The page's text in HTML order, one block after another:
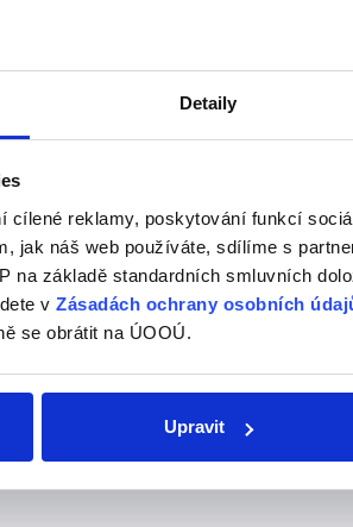
Detaily
cílené reklamy, poskytování funkcí
jak náš web používáte, sdílíme s
na základě standardních smluvních
v Zásadách ochrany osobních
se obrátit na ÚOOÚ.
Upravit
dovol mi,
Použití fráze
velmi běžně
Používá se
něco…
"kocher"
COGER –